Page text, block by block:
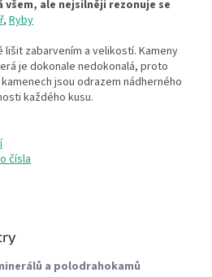
ale nejsilněji rezonuje se
, Ryby
lišit zabarvením a velikostí. Kameny
je dokonale nedokonalá, proto
jsou odrazem nádherného
každého kusu.
čísla
a polodrahokamů